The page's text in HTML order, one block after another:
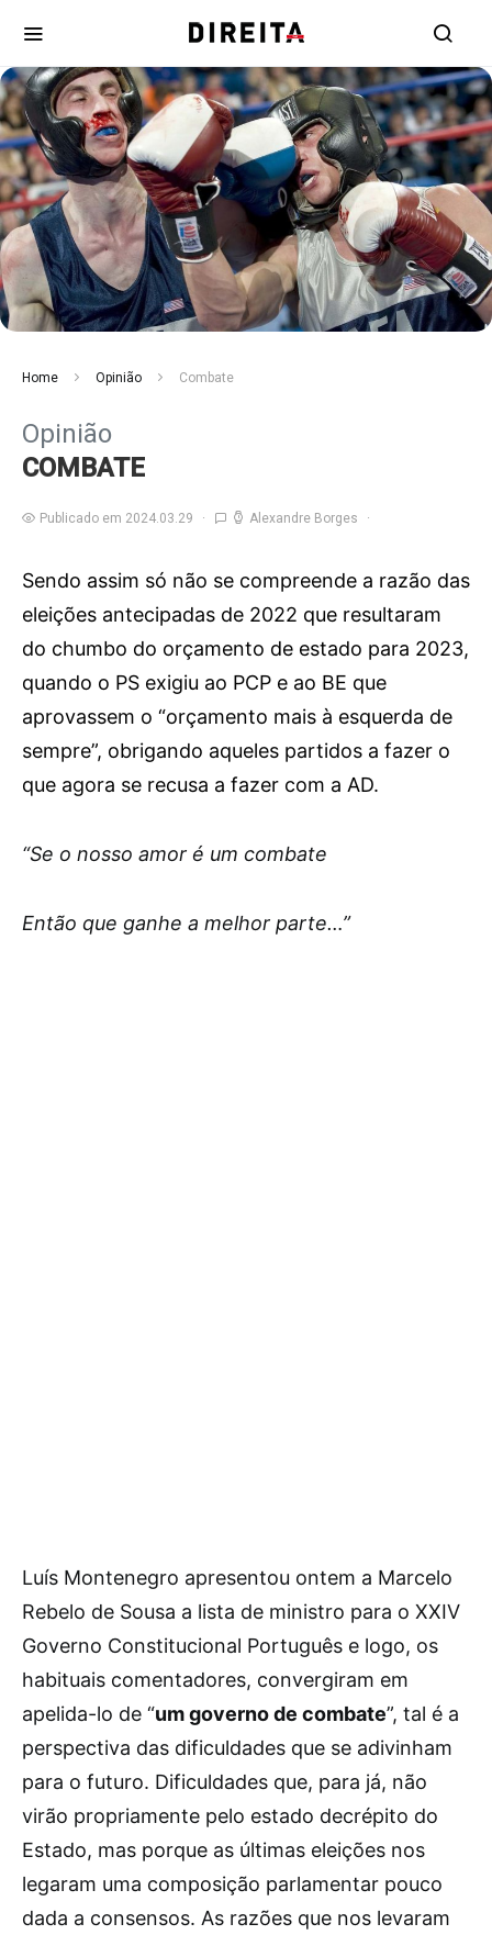
Home Opinião Combate
Opinião
COMBATE
Publicado em 2024.03.29 Alexandre Borges
Sendo assim só não se compreende a razão das
eleições antecipadas de 2022 que resultaram
do chumbo do orçamento de estado para 2023,
quando o PS exigiu ao PCP e ao BE que
aprovassem o “orçamento mais à esquerda de
sempre”, obrigando aqueles partidos a fazer o
que agora se recusa a fazer com a AD.
“Se o nosso amor é um combate
Então que ganhe a melhor parte…”
Luís Montenegro apresentou ontem a Marcelo
Rebelo de Sousa a lista de ministro para o XXIV
Governo Constitucional Português e logo, os
habituais comentadores, convergiram em
apelida-lo de “um governo de combate”, tal é a
perspectiva das dificuldades que se adivinham
para o futuro. Dificuldades que, para já, não
virão propriamente pelo estado decrépito do
Estado, mas porque as últimas eleições nos
legaram uma composição parlamentar pouco
dada a consensos. As razões que nos levaram